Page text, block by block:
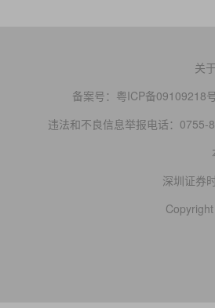
关
备案号： 粤ICP备09109218
违法和不良信息举报电话：0755-
深圳证券